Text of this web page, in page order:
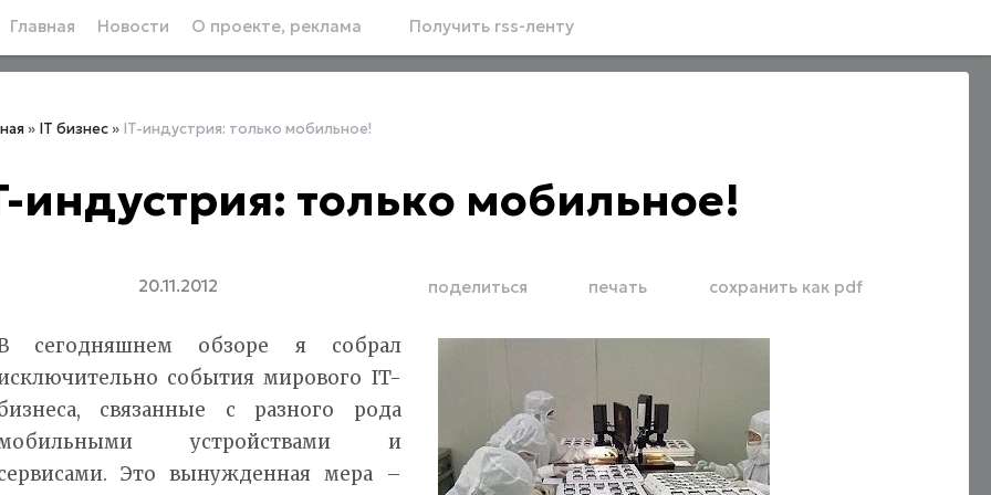
Главная Новости О проекте, реклама Получить rss-ленту
» IT бизнес » IT-индустрия: только мобильное!
индустрия: только мобильное!
20.11.2012 поделиться печать сохранить как pdf
сегодняшнем обзоре я собрал
события мирового IT-
связанные с разного рода
устройствами и
Это вынужденная мера –